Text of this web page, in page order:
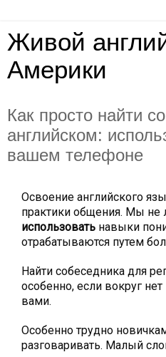
Живой
Америки
Как просто найти
английском:
вашем телефоне
Освоение английского
практики общения. Мы не
использовать навыки
отрабатываются путем
Найти собеседника для
особенно, если вокруг
вами.
Особенно трудно
разговаривать. Малый